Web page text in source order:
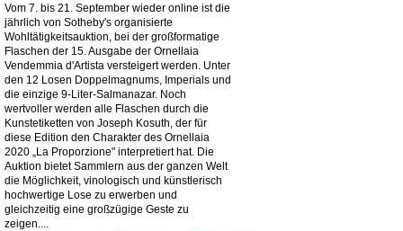
Vom 7. bis 21. September wieder online ist die
jährlich von Sotheby's organisierte
Wohltätigkeitsauktion, bei der großformatige
Flaschen der 15. Ausgabe der Ornellaia
Vendemmia d'Artista versteigert werden. Unter
den 12 Losen Doppelmagnums, Imperials und
die einzige 9-Liter-Salmanazar. Noch
wertvoller werden alle Flaschen durch die
Kunstetiketten von Joseph Kosuth, der für
diese Edition den Charakter des Ornellaia
2020 „La Proporzione" interpretiert hat. Die
Auktion bietet Sammlern aus der ganzen Welt
die Möglichkeit, vinologisch und künstlerisch
hochwertige Lose zu erwerben und
gleichzeitig eine großzügige Geste zu
zeigen....